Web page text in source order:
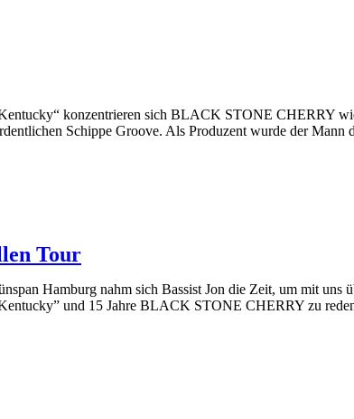
konzentrieren sich BLACK STONE CHERRY
Schippe Groove. Als Produzent wurde der Mann
Tour
Hamburg nahm sich Bassist Jon die Zeit, um mit uns
und 15 Jahre BLACK STONE CHERRY zu